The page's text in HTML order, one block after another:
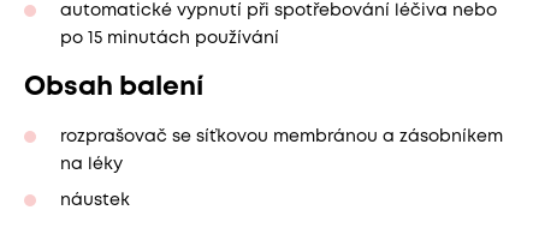
automatické vypnutí při spotřebování léčiva nebo
po 15 minutách používání
Obsah balení
rozprašovač se síťkovou membránou a zásobníkem
na léky
náustek